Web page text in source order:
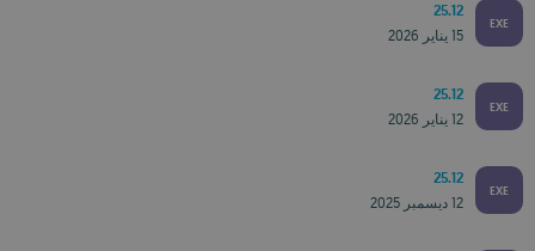
EXE
25.12
15 يناير 2026
EXE
25.12
12 يناير 2026
EXE
25.12
12 ديسمبر 2025